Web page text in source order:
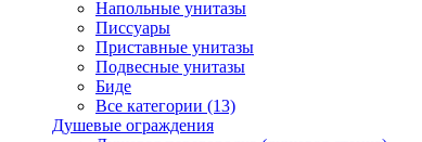
Напольные унитазы
Писсуары
Приставные унитазы
Подвесные унитазы
Биде
Все категории (13)
Душевые ограждения